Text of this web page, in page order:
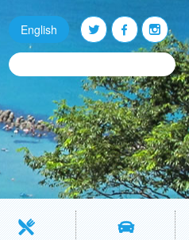
English Q O P